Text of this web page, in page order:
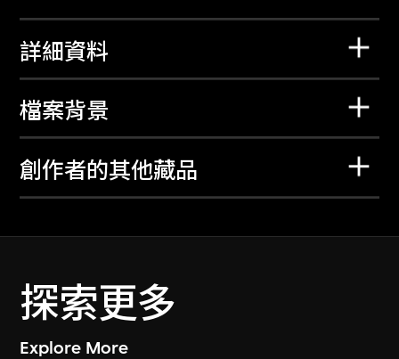
詳細資料
檔案背景
創作者的其他藏品
探索更多
Explore More